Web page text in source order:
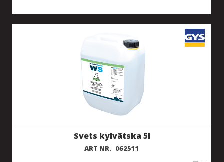
Svets kylvätska 5l
ART NR. 062511